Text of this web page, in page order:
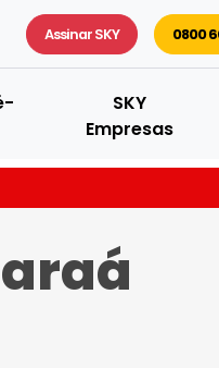
Assinar SKY 0800
SKY
Empresas